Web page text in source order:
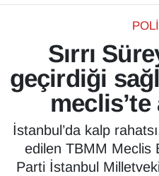
Sırrı
geçirdiği
meclis’te
İstanbul’da kalp
edilen TBMM Meclis
Parti İstanbul
BİLİM VE
Biyografi
Bölge Haberleri
ÇEVRE
Deprem
Van Namaz Vakitleri
Van Trafik Yoğunluk
Süper Lig Puan
Tüm Manşetler
Son Dakika Haberleri